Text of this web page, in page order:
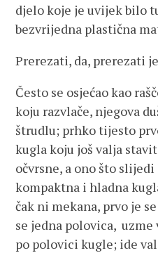
djelo koje je uvijek bilo
bezvrijedna plastična
Prerezati, da, prerezati
Često se osjećao kao
koju razvlače, njegova
štrudlu; prhko tijesto
kugla koju još valja
očvrsne, a ono što
kompaktna i hladna
čak ni mekana, prvo je
se jedna polovica,
po polovici kugle; ide